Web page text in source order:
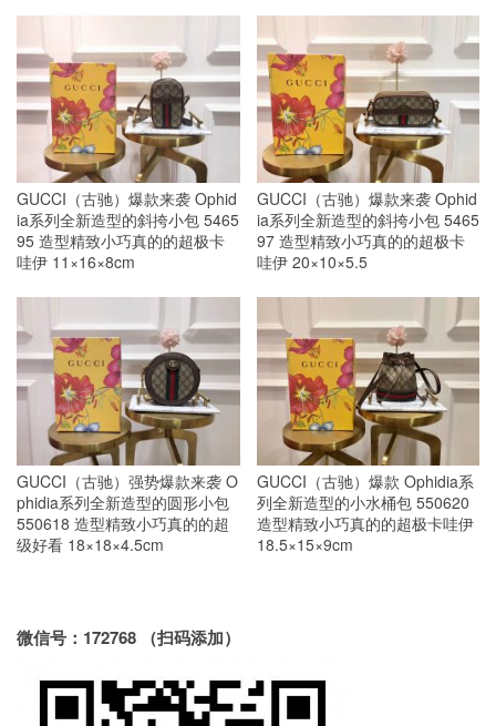
GUCCI（古驰）爆款来袭 Ophid
ia系列全新造型的斜挎小包 5465
95 造型精致小巧真的的超极卡
哇伊 11×16×8cm
GUCCI（古驰）爆款来袭 Ophid
ia系列全新造型的斜挎小包 5465
97 造型精致小巧真的的超极卡
哇伊 20×10×5.5
GUCCI（古驰）强势爆款来袭 O
phidia系列全新造型的圆形小包
550618 造型精致小巧真的的超
级好看 18×18×4.5cm
GUCCI（古驰）爆款 Ophidia系
列全新造型的小水桶包 550620
造型精致小巧真的的超极卡哇伊
18.5×15×9cm
微信号：172768 （扫码添加）